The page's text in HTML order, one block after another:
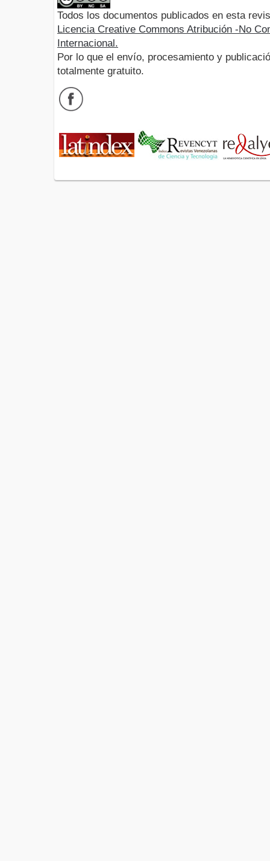
Todos los documentos publicados en esta
Licencia Creative Commons Atribución -No
Internacional.
Por lo que el envío, procesamiento y
totalmente gratuito.